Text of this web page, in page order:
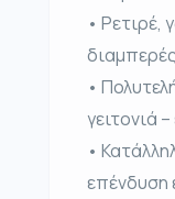
• Ρετιρέ,
διαμπερές
•
γειτονιά
•
επένδυση